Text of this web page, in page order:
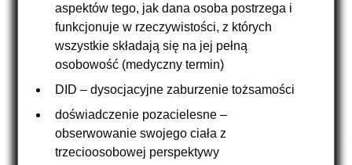
aspektów tego, jak dana osoba postrzega i
funkcjonuje w rzeczywistości, z których
wszystkie składają się na jej pełną
osobowość (medyczny termin)
DID – dysocjacyjne zaburzenie tożsamości
doświadczenie pozacielesne –
obserwowanie swojego ciała z
trzecioosobowej perspektywy